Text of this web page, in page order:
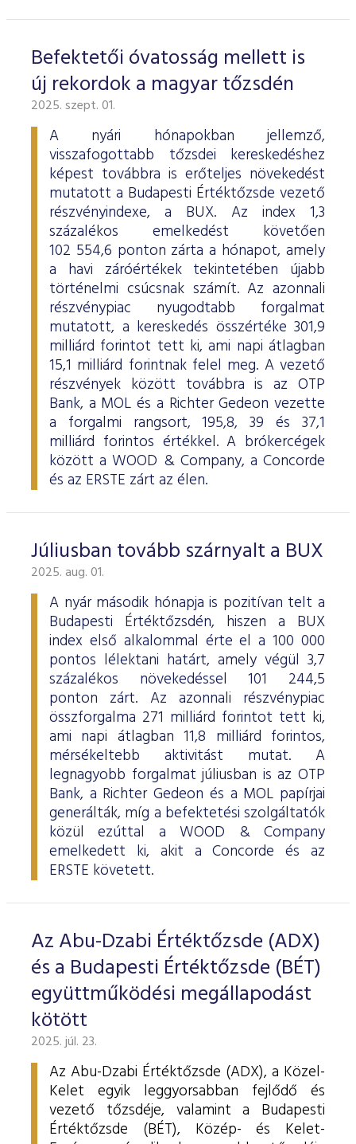
Befektetői óvatosság mellett is
új rekordok a magyar tőzsdén
2025. szept. 01.
A nyári hónapokban jellemző,
visszafogottabb tőzsdei kereskedéshez
képest továbbra is erőteljes növekedést
mutatott a Budapesti Értéktőzsde vezető
részvényindexe, a BUX. Az index 1,3
százalékos emelkedést követően
102 554,6 ponton zárta a hónapot, amely
a havi záróértékek tekintetében újabb
történelmi csúcsnak számít. Az azonnali
részvénypiac nyugodtabb forgalmat
mutatott, a kereskedés összértéke 301,9
milliárd forintot tett ki, ami napi átlagban
15,1 milliárd forintnak felel meg. A vezető
részvények között továbbra is az OTP
Bank, a MOL és a Richter Gedeon vezette
a forgalmi rangsort, 195,8, 39 és 37,1
milliárd forintos értékkel. A brókercégek
között a WOOD & Company, a Concorde
és az ERSTE zárt az élen.
Júliusban tovább szárnyalt a BUX
2025. aug. 01.
A nyár második hónapja is pozitívan telt a
Budapesti Értéktőzsdén, hiszen a BUX
index első alkalommal érte el a 100 000
pontos lélektani határt, amely végül 3,7
százalékos növekedéssel 101 244,5
ponton zárt. Az azonnali részvénypiac
összforgalma 271 milliárd forintot tett ki,
ami napi átlagban 11,8 milliárd forintos,
mérsékeltebb aktivitást mutat. A
legnagyobb forgalmat júliusban is az OTP
Bank, a Richter Gedeon és a MOL papírjai
generálták, míg a befektetési szolgáltatók
közül ezúttal a WOOD & Company
emelkedett ki, akit a Concorde és az
ERSTE követett.
Az Abu-Dzabi Értéktőzsde (ADX)
és a Budapesti Értéktőzsde (BÉT)
együttműködési megállapodást
kötött
2025. júl. 23.
Az Abu-Dzabi Értéktőzsde (ADX), a Közel-
Kelet egyik leggyorsabban fejlődő és
vezető tőzsdéje, valamint a Budapesti
Értéktőzsde (BÉT), Közép- és Kelet-